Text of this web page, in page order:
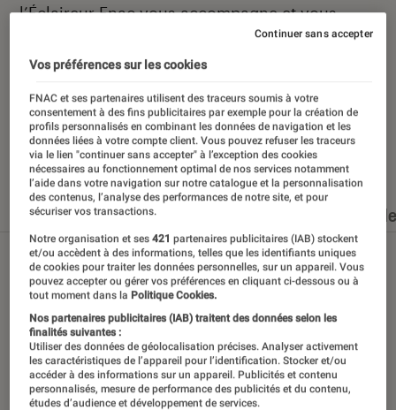
l’Éclaireur Fnac vous accompagne et vous
conseille quand vient le moment de changer de
téléphone portable.
Nos derniers contenus
Tout Articles Sélections et
Vos préférences sur les cookies
FNAC et ses partenaires utilisent des traceurs soumis à votre
consentement à des fins publicitaires par exemple pour la création de
profils personnalisés en combinant les données de navigation et les
données liées à votre compte client. Vous pouvez refuser les traceurs
via le lien "continuer sans accepter" à l’exception des cookies
nécessaires au fonctionnement optimal de nos services notamment
l’aide dans votre navigation sur notre catalogue et la personnalisation
des contenus, l’analyse des performances de notre site, et pour
sécuriser vos transactions.
Notre organisation et ses421 partenaires publicitaires (IAB) stockent
et/ou accèdent à des informations, telles que les identifiants uniques
de cookies pour traiter les données personnelles, sur un appareil. Vous
pouvez accepter ou gérer vos préférences en cliquant ci-dessous ou à
tout moment dans la Politique Cookies.
Nos partenaires publicitaires (IAB) traitent des données selon les
finalités suivantes :
Utiliser des données de géolocalisation précises. Analyser activement
les caractéristiques de l’appareil pour l’identification. Stocker et/ou
accéder à des informations sur un appareil. Publicités et contenu
personnalisés, mesure de performance des publicités et du contenu,
études d’audience et développement de services.
Continuer sans accepter